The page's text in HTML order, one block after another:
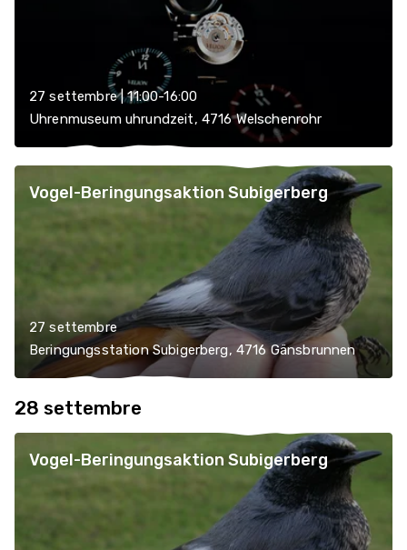
27 settembre | 11:00-16:00
Uhrenmuseum uhrundzeit, 4716 Welschenrohr
Vogel-Beringungsaktion Subigerberg
27 settembre
Beringungsstation Subigerberg, 4716 Gänsbrunnen
28 settembre
Vogel-Beringungsaktion Subigerberg